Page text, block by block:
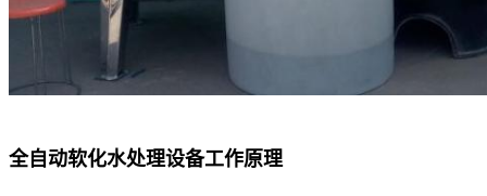
全自动软化水处理设备工作原理